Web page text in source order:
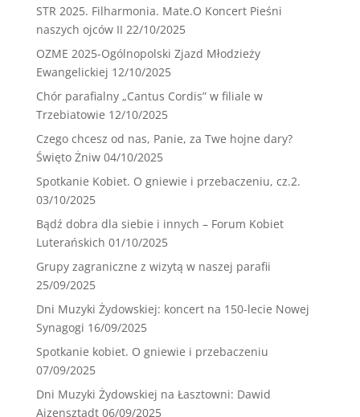
STR 2025. Filharmonia. Mate.O Koncert Pieśni
naszych ojców II 22/10/2025
OZME 2025-Ogólnopolski Zjazd Młodzieży
Ewangelickiej 12/10/2025
Chór parafialny „Cantus Cordis” w filiale w
Trzebiatowie 12/10/2025
Czego chcesz od nas, Panie, za Twe hojne dary?
Święto Żniw 04/10/2025
Spotkanie Kobiet. O gniewie i przebaczeniu, cz.2.
03/10/2025
Bądź dobra dla siebie i innych – Forum Kobiet
Luterańskich 01/10/2025
Grupy zagraniczne z wizytą w naszej parafii
25/09/2025
Dni Muzyki Żydowskiej: koncert na 150-lecie Nowej
Synagogi 16/09/2025
Spotkanie kobiet. O gniewie i przebaczeniu
07/09/2025
Dni Muzyki Żydowskiej na Łasztowni: Dawid
Ajzensztadt 06/09/2025